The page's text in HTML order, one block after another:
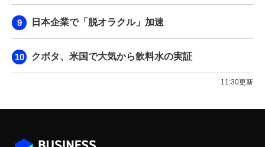
日本企業で「脱オラクル」加速
クボタ、米国で大気から飲料水の実証
11:30更新